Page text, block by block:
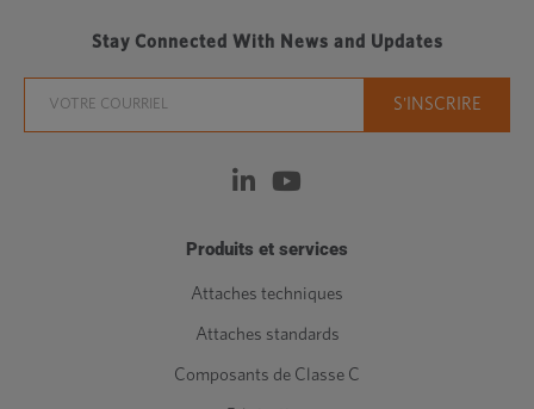
Stay Connected With News and Updates
Produits et services
Attaches techniques
Attaches standards
Composants de Classe C